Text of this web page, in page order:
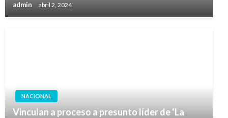
admin abril 2, 2024
NACIONAL
Vinculan a proceso a presunto líder de ‘La